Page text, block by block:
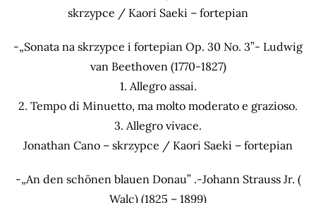
skrzypce / Kaori Saeki – fortepian
-„Sonata na skrzypce i fortepian Op. 30 No. 3”- Ludwig
van Beethoven (1770-1827)
1. Allegro assai.
2. Tempo di Minuetto, ma molto moderato e grazioso.
3. Allegro vivace.
Jonathan Cano – skrzypce / Kaori Saeki – fortepian
-„An den schönen blauen Donau” .-Johann Strauss Jr. (
Walc) (1825 – 1899)